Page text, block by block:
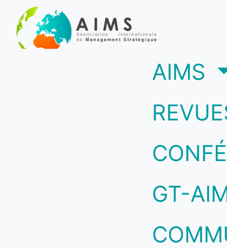
AIMS
GT-